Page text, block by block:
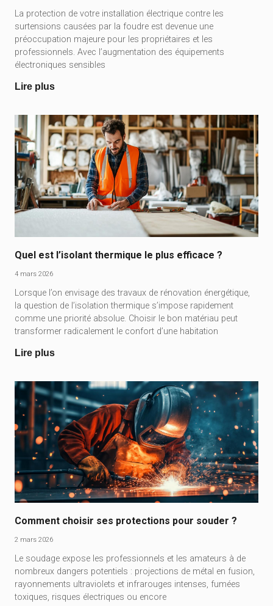
La protection de votre installation électrique contre les
surtensions causées par la foudre est devenue une
préoccupation majeure pour les propriétaires et les
professionnels. Avec l’augmentation des équipements
électroniques sensibles
Lire plus
Quel est l’isolant thermique le plus efficace ?
4 mars 2026
Lorsque l’on envisage des travaux de rénovation énergétique,
la question de l’isolation thermique s’impose rapidement
comme une priorité absolue. Choisir le bon matériau peut
transformer radicalement le confort d’une habitation
Lire plus
Comment choisir ses protections pour souder ?
2 mars 2026
Le soudage expose les professionnels et les amateurs à de
nombreux dangers potentiels : projections de métal en fusion,
rayonnements ultraviolets et infrarouges intenses, fumées
toxiques, risques électriques ou encore